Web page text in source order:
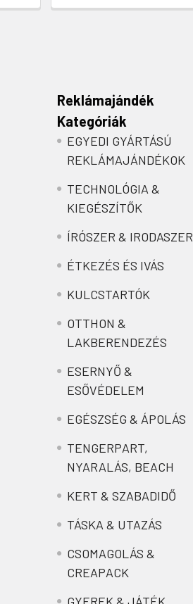
Reklámajándék
Kategóriák
EGYEDI GYÁRTÁSÚ
REKLÁMAJÁNDÉKOK
TECHNOLÓGIA &
KIEGÉSZÍTŐK
ÍRÓSZER & IRODASZER
ÉTKEZÉS ÉS IVÁS
KULCSTARTÓK
OTTHON &
LAKBERENDEZÉS
ESERNYŐ &
ESŐVÉDELEM
EGÉSZSÉG & ÁPOLÁS
TENGERPART,
NYARALÁS, BEACH
KERT & SZABADIDŐ
TÁSKA & UTAZÁS
CSOMAGOLÁS &
CREAPACK